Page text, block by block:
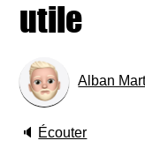
utile
Alban
🔈 Écouter